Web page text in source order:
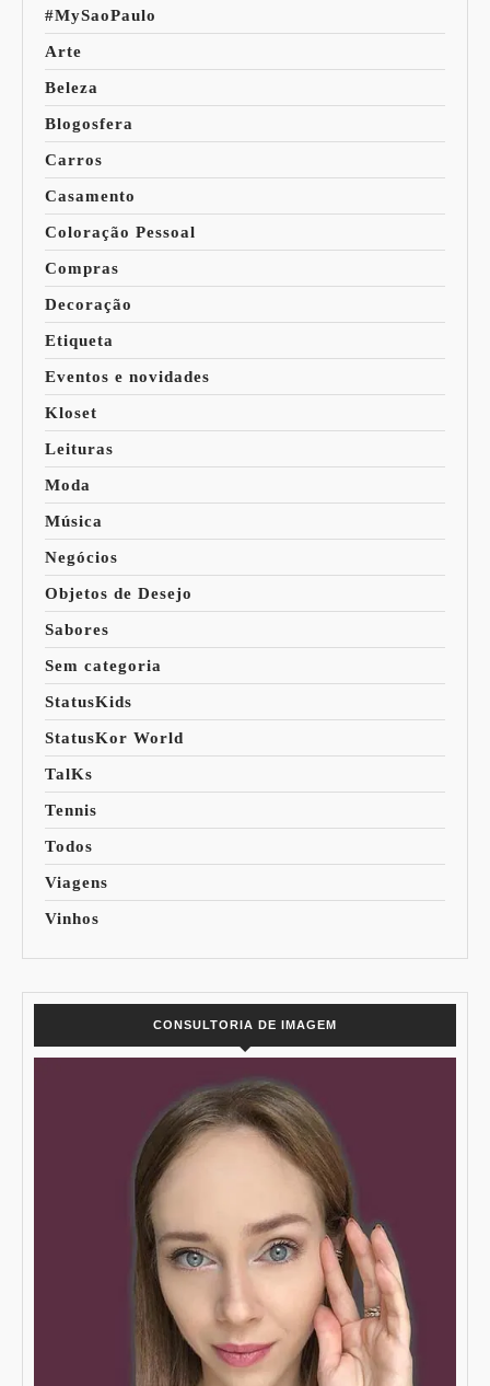
#MySaoPaulo
Arte
Beleza
Blogosfera
Carros
Casamento
Coloração Pessoal
Compras
Decoração
Etiqueta
Eventos e novidades
Kloset
Leituras
Moda
Música
Negócios
Objetos de Desejo
Sabores
Sem categoria
StatusKids
StatusKor World
TalKs
Tennis
Todos
Viagens
Vinhos
CONSULTORIA DE IMAGEM